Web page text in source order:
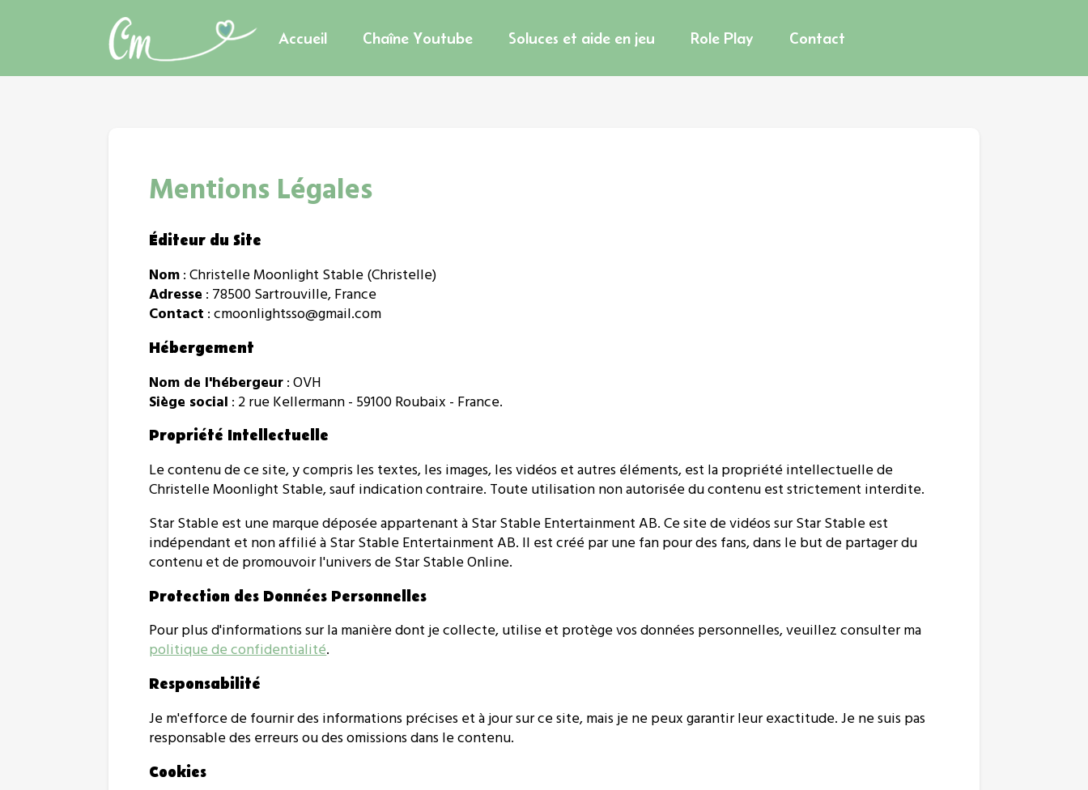
Accueil Chaîne Youtube Soluces et aide en jeu Role Play Contact
Mentions Légales
Éditeur du Site
Nom : Christelle Moonlight Stable (Christelle)
Adresse : 78500 Sartrouville, France
Contact : cmoonlightsso@gmail.com
Hébergement
Nom de l'hébergeur : OVH
Siège social : 2 rue Kellermann - 59100 Roubaix - France.
Propriété Intellectuelle
Le contenu de ce site, y compris les textes, les images, les vidéos et autres éléments, est la propriété intellectuelle de
Christelle Moonlight Stable, sauf indication contraire. Toute utilisation non autorisée du contenu est strictement interdite.
Star Stable est une marque déposée appartenant à Star Stable Entertainment AB. Ce site de vidéos sur Star Stable est
indépendant et non affilié à Star Stable Entertainment AB. Il est créé par une fan pour des fans, dans le but de partager du
contenu et de promouvoir l'univers de Star Stable Online.
Protection des Données Personnelles
Pour plus d'informations sur la manière dont je collecte, utilise et protège vos données personnelles, veuillez consulter ma
politique de confidentialité.
Responsabilité
Je m'efforce de fournir des informations précises et à jour sur ce site, mais je ne peux garantir leur exactitude. Je ne suis pas
responsable des erreurs ou des omissions dans le contenu.
Cookies